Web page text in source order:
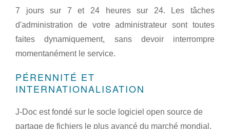
7 jours sur 7 et 24 heures sur 24. Les tâches
d'administration de votre administrateur sont toutes
faites dynamiquement, sans devoir interrompre
momentanément le service.
PÉRENNITÉ ET
INTERNATIONALISATION
J-Doc est fondé sur le socle logiciel open source de
partage de fichiers le plus avancé du marché mondial,